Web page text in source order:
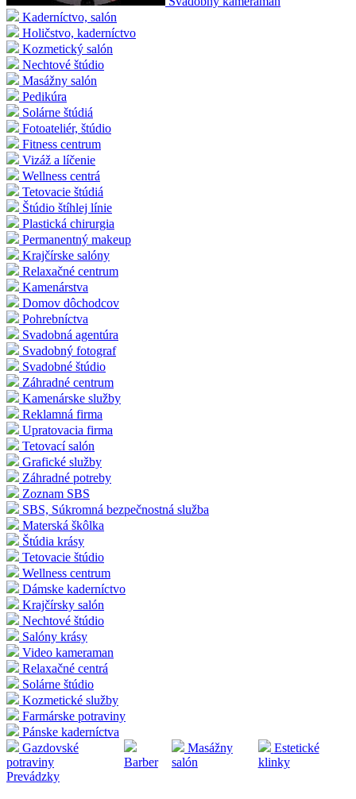
Kaderníctvo, salón
Holičstvo, kaderníctvo
Kozmetický salón
Nechtové štúdio
Masážny salón
Pedikúra
Solárne štúdiá
Fotoateliér, štúdio
Fitness centrum
Vizáž a líčenie
Wellness centrá
Tetovacie štúdiá
Štúdio štíhlej línie
Plastická chirurgia
Permanentný makeup
Krajčírske salóny
Relaxačné centrum
Kamenárstva
Domov dôchodcov
Pohrebníctva
Svadobná agentúra
Svadobný fotograf
Svadobné štúdio
Záhradné centrum
Kamenárske služby
Reklamná firma
Upratovacia firma
Tetovací salón
Grafické služby
Záhradné potreby
Zoznam SBS
SBS, Súkromná bezpečnostná služba
Materská škôlka
Štúdia krásy
Tetovacie štúdio
Wellness centrum
Dámske kaderníctvo
Krajčírsky salón
Nechtové štúdio
Salóny krásy
Video kameraman
Relaxačné centrá
Solárne štúdio
Kozmetické služby
Farmárske potraviny
Pánske kaderníctva
Gazdovské
potraviny
Barber
Masážny
salón
Estetické
klinky
Prevádzky